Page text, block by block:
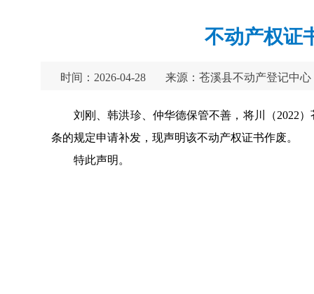
不动产权证
时间：2026-04-28 来源：苍溪县不动产登记中心
刘刚、韩洪珍、仲华德保管不善，将川（2022
条的规定申请补发，现声明该不动产权证书作废。
特此声明。